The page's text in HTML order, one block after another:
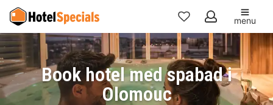
Mine
favoritter
menu
Book hotel med spabad i
Olomouc